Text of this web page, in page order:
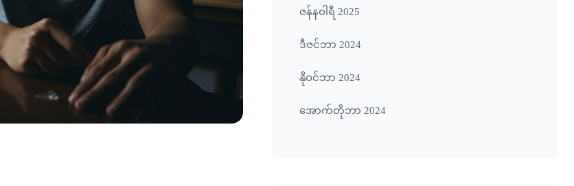
ဇန်နဝါရီ 2025
ဒီဇင်ဘာ 2024
နိုဝင်ဘာ 2024
အောက်တိုဘာ 2024